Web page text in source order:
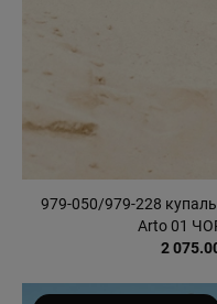
979-050/979-228
Arto 01
2